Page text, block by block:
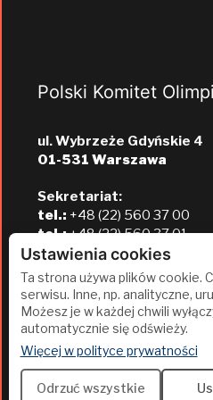
Polski Komitet
ul. Wybrzeże Gdyńskie 4
01-531 Warszawa
Sekretariat:
tel.: +48 (22) 560 37 00
tel.:+48 (22) 560 37 01
e-mail:pkol@pkol.pl
Ustawienia cookies
Ta strona używa plików cookie.
serwisu. Inne, np. analityczne,
Możesz je w każdej chwili
automatycznie się odświeży.
Więcej w polityce prywatności
Odrzuć wszystkie